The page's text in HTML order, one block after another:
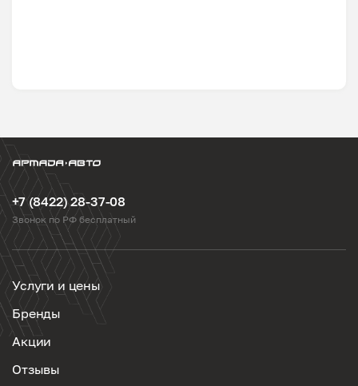
+7 (8422) 28-37-08
Звонок по РФ бесплатный
Услуги и цены
Бренды
Акции
Отзывы